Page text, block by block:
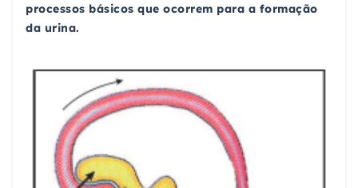
processos básicos que ocorrem para a formação
da urina.